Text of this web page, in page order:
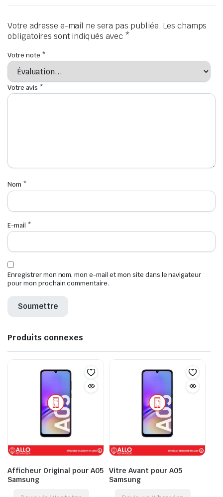
Votre adresse e-mail ne sera pas publiée. Les champs
obligatoires sont indiqués avec *
Votre note *
Votre avis *
Nom *
E-mail *
Enregistrer mon nom, mon e-mail et mon site dans le navigateur
pour mon prochain commentaire.
Produits connexes
Afficheur Original pour A05
Samsung
Vitre Avant pour A05
Samsung